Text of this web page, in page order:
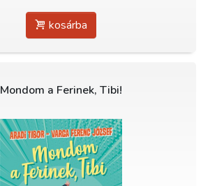
kosárba
Mondom a Ferinek, Tibi!